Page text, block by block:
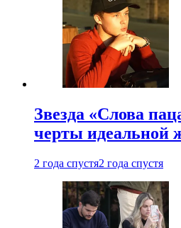
Звезда «Слова
черты
2 года спустя2 года спустя